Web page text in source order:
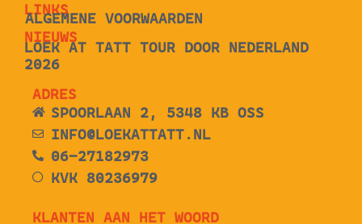
LINKS
ALGEMENE VOORWAARDEN
NIEUWS
LOEK AT TATT TOUR DOOR NEDERLAND
2026
ADRES
SPOORLAAN 2, 5348 KB OSS
INFO@LOEKATTATT.NL
06-27182973
KVK 80236979
KLANTEN AAN HET WOORD